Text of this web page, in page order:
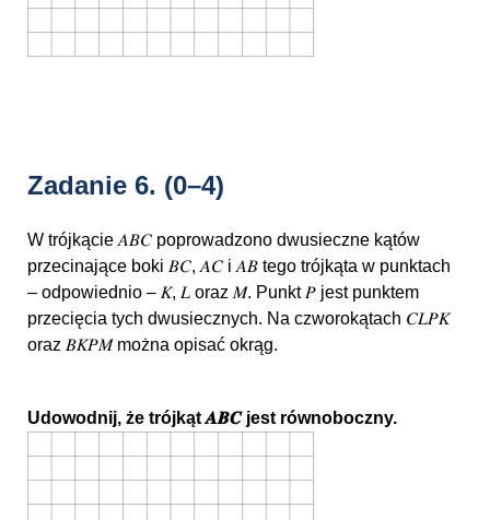
Zadanie 6. (0–4)
W trójkącie 𝐴𝐵𝐶 poprowadzono dwusieczne kątów
przecinające boki 𝐵𝐶, 𝐴𝐶 i 𝐴𝐵 tego trójkąta w punktach
– odpowiednio – 𝐾, 𝐿 oraz 𝑀. Punkt 𝑃 jest punktem
przecięcia tych dwusiecznych. Na czworokątach 𝐶𝐿𝑃𝐾
oraz 𝐵𝐾𝑃𝑀 można opisać okrąg.
Udowodnij, że trójkąt 𝑨𝑩𝑪 jest równoboczny.